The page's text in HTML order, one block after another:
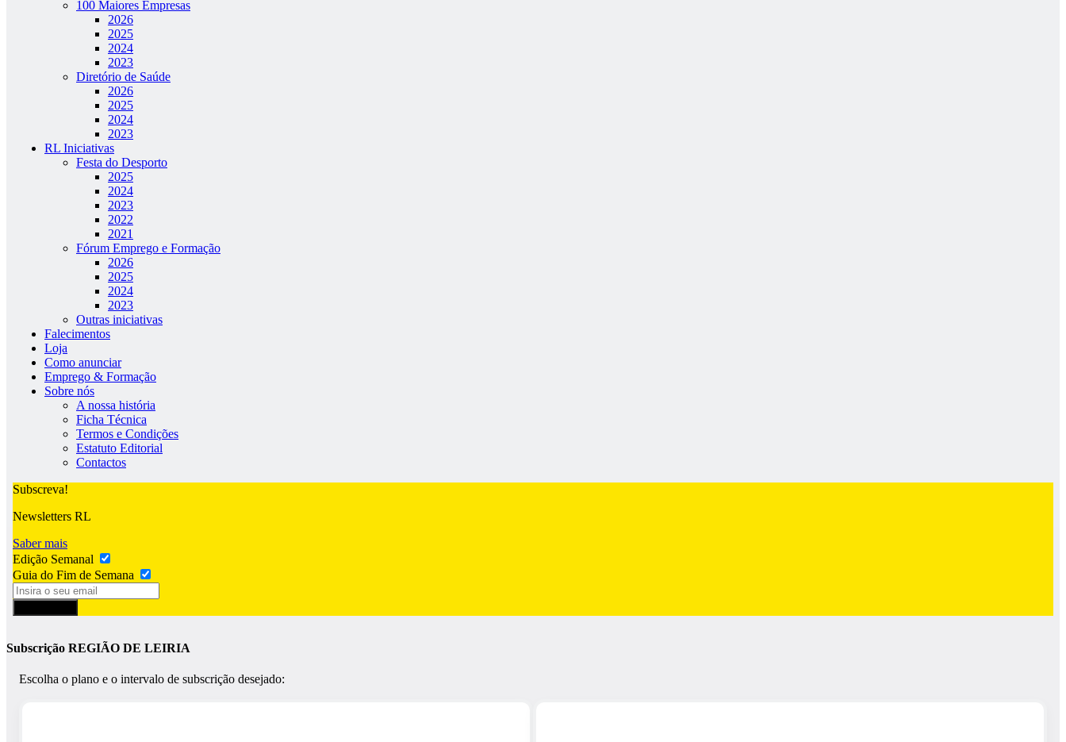
100 Maiores Empresas
2026
2025
2024
2023
Diretório de Saúde
2026
2025
2024
2023
RL Iniciativas
Festa do Desporto
2025
2024
2023
2022
2021
Fórum Emprego e Formação
2026
2025
2024
2023
Outras iniciativas
Falecimentos
Loja
Como anunciar
Emprego & Formação
Sobre nós
A nossa história
Ficha Técnica
Termos e Condições
Estatuto Editorial
Contactos
Subscreva!
Newsletters RL
Saber mais
Edição Semanal
Guia do Fim de Semana
Subscrição REGIÃO DE LEIRIA
Escolha o plano e o intervalo de subscrição desejado: